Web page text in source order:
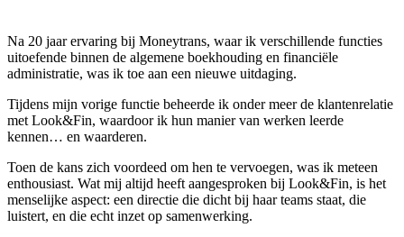
Na 20 jaar ervaring bij Moneytrans, waar ik verschillende functies
uitoefende binnen de algemene boekhouding en financiële
administratie, was ik toe aan een nieuwe uitdaging.
Tijdens mijn vorige functie beheerde ik onder meer de klantenrelatie
met Look&Fin, waardoor ik hun manier van werken leerde
kennen… en waarderen.
Toen de kans zich voordeed om hen te vervoegen, was ik meteen
enthousiast. Wat mij altijd heeft aangesproken bij Look&Fin, is het
menselijke aspect: een directie die dicht bij haar teams staat, die
luistert, en die echt inzet op samenwerking.